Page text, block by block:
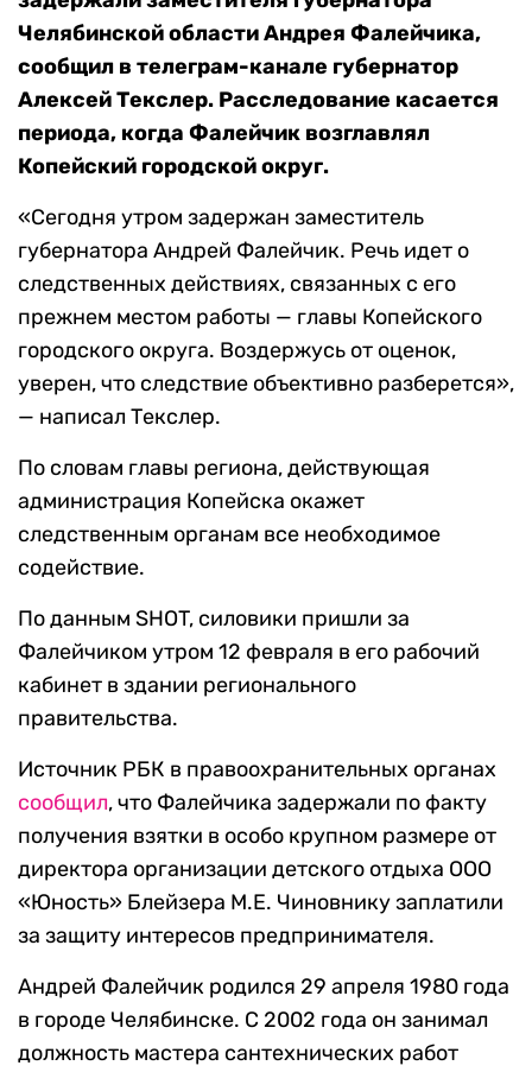
Челябинской области Андрея Фалейчика,
сообщил в телеграм-канале губернатор
Алексей Текслер. Расследование касается
периода, когда Фалейчик возглавлял
Копейский городской округ.
«Сегодня утром задержан заместитель
губернатора Андрей Фалейчик. Речь идет о
следственных действиях, связанных с его
прежнем местом работы — главы Копейского
городского округа. Воздержусь от оценок,
уверен, что следствие объективно разберется»,
— написал Текслер.
По словам главы региона, действующая
администрация Копейска окажет
следственным органам все необходимое
содействие.
По данным SHOT, силовики пришли за
Фалейчиком утром 12 февраля в его рабочий
кабинет в здании регионального
правительства.
Источник РБК в правоохранительных органах
сообщил, что Фалейчика задержали по факту
получения взятки в особо крупном размере от
директора организации детского отдыха ООО
«Юность» Блейзера М.Е. Чиновнику заплатили
за защиту интересов предпринимателя.
Андрей Фалейчик родился 29 апреля 1980 года
в городе Челябинске. С 2002 года он занимал
должность мастера сантехнических работ